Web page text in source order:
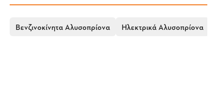
Βενζινοκίνητα Αλυσοπρίονα Ηλεκτρικά Αλυσοπρίονα